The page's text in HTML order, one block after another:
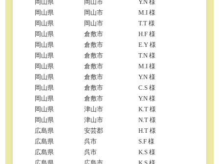
岡山県 岡山市
Y.N 様
岡山県
岡山市
M.I 様
岡山県
岡山市
T.T 様
岡山県
倉敷市
H.F 様
岡山県
倉敷市
E.Y 様
岡山県
倉敷市
T.N 様
岡山県
倉敷市
M.I 様
岡山県
倉敷市
Y.N 様
岡山県
倉敷市
C.S 様
岡山県
倉敷市
Y.N 様
岡山県
津山市
K.T 様
岡山県
津山市
N.T 様
広島県
安芸郡
H.T 様
広島県
呉市
S.F 様
広島県
呉市
K.S 様